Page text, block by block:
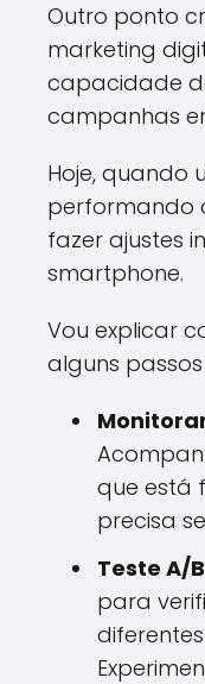
Outro ponto
marketing
capacidade
campanhas
Hoje, quando
performando
fazer ajustes
smartphone.
Vou explicar
alguns
que está
precisa
Teste A/
para